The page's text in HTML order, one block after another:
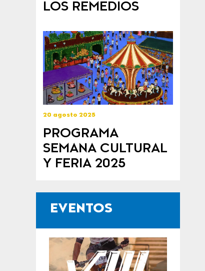
LOS REMEDIOS
20 agosto 2025
PROGRAMA
SEMANA CULTURAL
Y FERIA 2025
EVENTOS